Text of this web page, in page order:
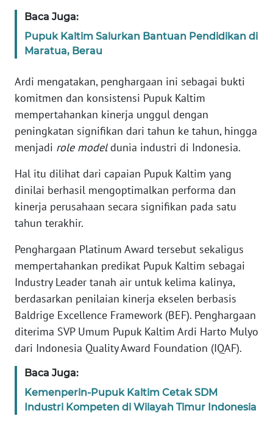
Baca Juga:
Pupuk Kaltim Salurkan Bantuan Pendidikan di
Maratua, Berau
Ardi mengatakan, penghargaan ini sebagai bukti
komitmen dan konsistensi Pupuk Kaltim
mempertahankan kinerja unggul dengan
peningkatan signifikan dari tahun ke tahun, hingga
menjadi role modeldunia industri di Indonesia.
Hal itu dilihat dari capaian Pupuk Kaltim yang
dinilai berhasil mengoptimalkan performa dan
kinerja perusahaan secara signifikan pada satu
tahun terakhir.
Penghargaan Platinum Award tersebut sekaligus
mempertahankan predikat Pupuk Kaltim sebagai
Industry Leader tanah air untuk kelima kalinya,
berdasarkan penilaian kinerja ekselen berbasis
Baldrige Excellence Framework (BEF). Penghargaan
diterima SVP Umum Pupuk Kaltim Ardi Harto Mulyo
dari Indonesia Quality Award Foundation (IQAF).
Baca Juga:
Kemenperin-Pupuk Kaltim Cetak SDM
Industri Kompeten di Wilayah Timur Indonesia
PEDOMAN
SIBER
KARIR
DISCLAIMER
Wahana
News
Regional
WN
WN
JAKARTA
WN
JABAR
BANTEN
WN